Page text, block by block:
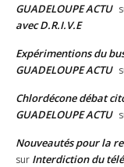
GUADELOUPE ACTU
avec D.R.I.V.E
Expérimentions du
GUADELOUPE ACTU
Chlordécone débat
GUADELOUPE ACTU
Nouveautés pour la
sur Interdiction du